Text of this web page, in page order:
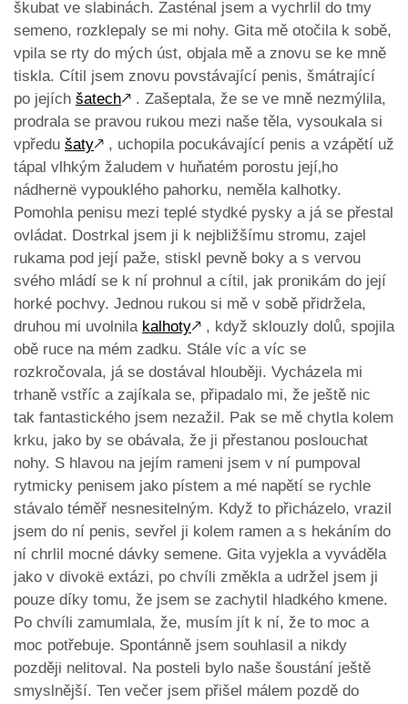
škubat ve slabinách. Zasténal jsem a vychrlil do tmy
semeno, rozklepaly se mi nohy. Gita mě otočila k sobě,
vpila se rty do mých úst, objala mě a znovu se ke mně
tiskla. Cítil jsem znovu povstávající penis, šmátrající
po jejích šatech🡕 . Zašeptala, že se ve mně nezmýlila,
prodrala se pravou rukou mezi naše těla, vysoukala si
vpředu šaty🡕 , uchopila pocukávající penis a vzápětí už
tápal vlhkým žaludem v huňatém porostu její‚ho
nádhernë vypouklého pahorku, neměla kalhotky.
Pomohla penisu mezi teplé stydké pysky a já se přestal
ovládat. Dostrkal jsem ji k nejbližšímu stromu, zajel
rukama pod její paže, stiskl pevně boky a s vervou
svého mládí se k ní prohnul a cítil, jak pronikám do její
horké pochvy. Jednou rukou si mě v sobě přidržela,
druhou mi uvolnila kalhoty🡕 , když sklouzly dolů, spojila
obě ruce na mém zadku. Stále víc a víc se
rozkročovala, já se dostával hlouběji. Vycházela mi
trhaně vstříc a zajíkala se, připadalo mi, že ještě nic
tak fantastického jsem nezažil. Pak se mě chytla kolem
krku, jako by se obávala, že ji přestanou poslouchat
nohy. S hlavou na jejím rameni jsem v ní pumpoval
rytmicky penisem jako pístem a mé napětí se rychle
stávalo téměř nesnesitelným. Když to přicházelo, vrazil
jsem do ní penis, sevřel ji kolem ramen a s hekáním do
ní chrlil mocné dávky semene. Gita vyjekla a vyváděla
jako v divokë extázi, po chvíli změkla a udržel jsem ji
pouze díky tomu, že jsem se zachytil hladkého kmene.
Po chvíli zamumlala, že, musím jít k ní, že to moc a
moc potřebuje. Spontánně jsem souhlasil a nikdy
později nelitoval. Na posteli bylo naše šoustání ještě
smyslnější. Ten večer jsem přišel málem pozdě do